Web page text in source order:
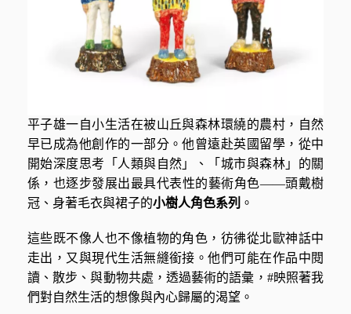
平子雄一自小生活在被山丘與森林環繞的農村，自然
早已成為他創作的一部分。他曾遠赴英國留學，從中
開始深度思考「人類與自然」、「城市與森林」的關
係，也逐步發展出最具代表性的藝術角色——頭戴樹
冠、身著毛衣與裙子的小樹人角色系列 。
這些既不像人也不像植物的角色，彷彿從北歐神話中
走出，又與現代生活無縫銜接。他們可能在作品中閱
讀、散步、與動物共處，透過藝術的語彙，#映照著我
們對自然生活的想像與內心歸屬的渴望。